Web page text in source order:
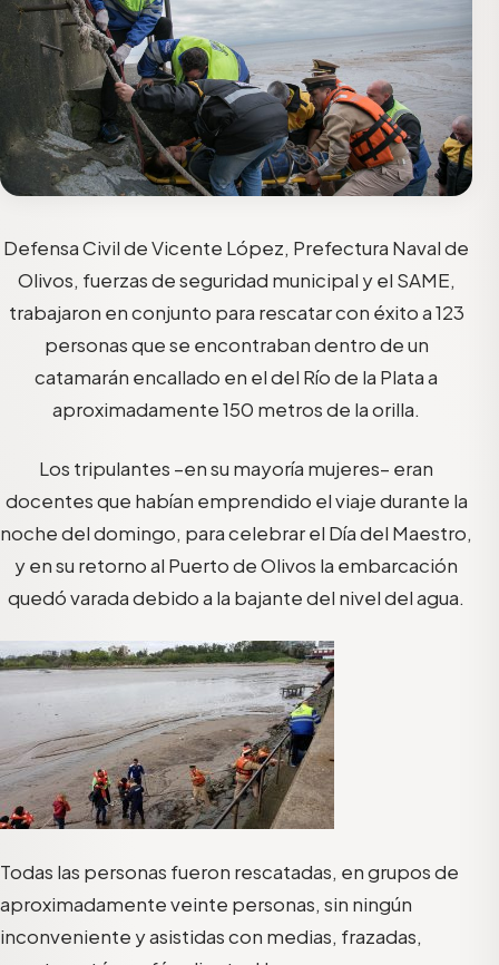
Defensa Civil de Vicente López, Prefectura Naval de
Olivos, fuerzas de seguridad municipal y el SAME,
trabajaron en conjunto para rescatar con éxito a 123
personas que se encontraban dentro de un
catamarán encallado en el del Río de la Plata a
aproximadamente 150 metros de la orilla.
Los tripulantes –en su mayoría mujeres– eran
docentes que habían emprendido el viaje durante la
noche del domingo, para celebrar el Día del Maestro,
y en su retorno al Puerto de Olivos la embarcación
quedó varada debido a la bajante del nivel del agua.
Todas las personas fueron rescatadas, en grupos de
aproximadamente veinte personas, sin ningún
inconveniente y asistidas con medias, frazadas,